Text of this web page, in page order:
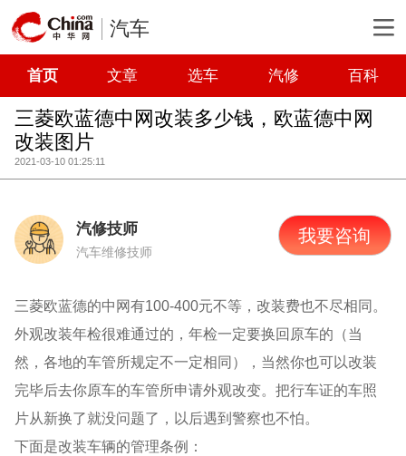
汽车
首页 文章 选车 汽修 百科
三菱欧蓝德中网改装多少钱，欧蓝德中网
改装图片
2021-03-10 01:25:11
汽修技师
汽车维修技师
我要咨询
三菱欧蓝德的中网有100-400元不等，改装费也不尽相同。
外观改装年检很难通过的，年检一定要换回原车的（当
然，各地的车管所规定不一定相同），当然你也可以改装
完毕后去你原车的车管所申请外观改变。把行车证的车照
片从新换了就没问题了，以后遇到警察也不怕。
下面是改装车辆的管理条例：